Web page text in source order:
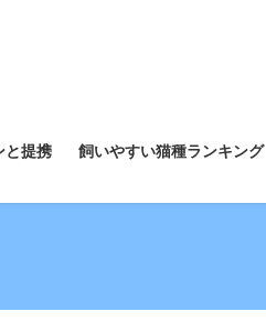
と提携 飼いやすい猫種ランキング